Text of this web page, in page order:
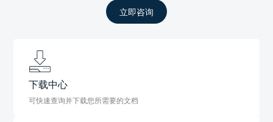
立即咨询
下载中心
可快速查询并下载您所需要的文档